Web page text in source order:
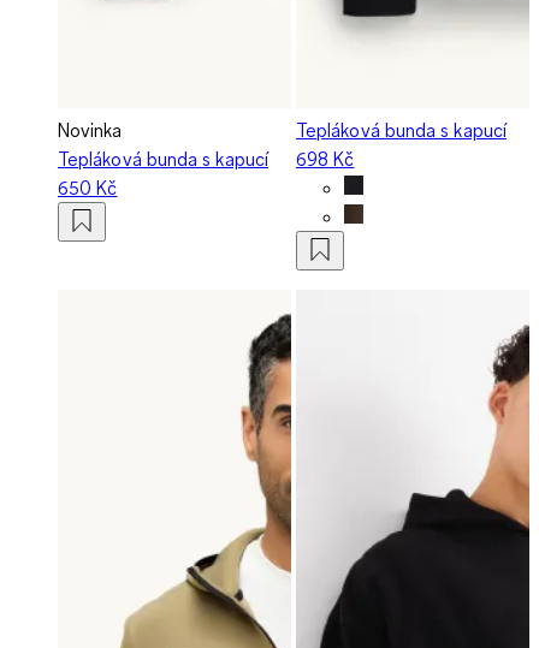
Novinka
Tepláková bunda s kapucí
650 Kč
Tepláková bunda s kapucí
698 Kč